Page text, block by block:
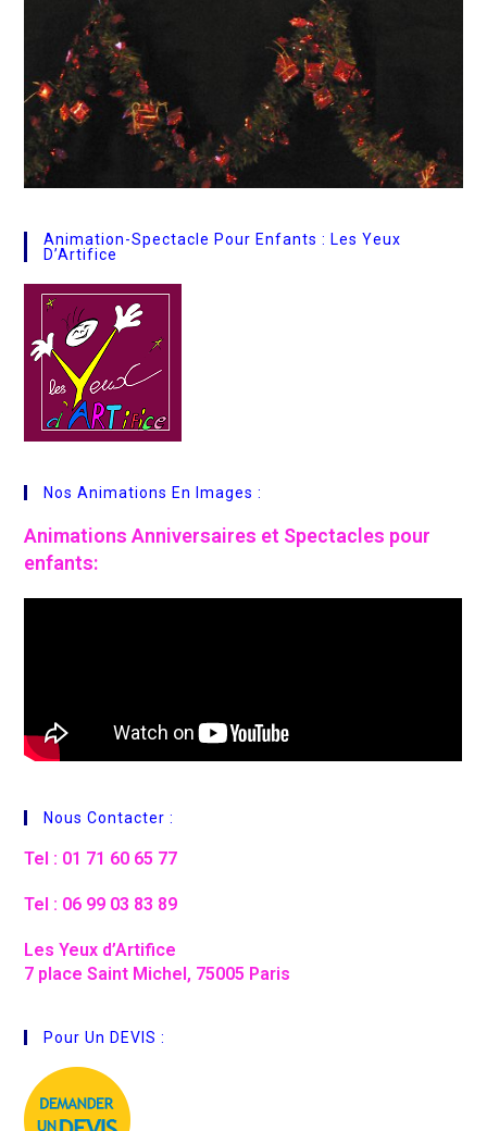
Animation-Spectacle Pour Enfants : Les Yeux
D’Artifice
Nos Animations En Images :
Animations Anniversaires et Spectacles pour
enfants:
Nous Contacter :
Tel : 01 71 60 65 77
Tel : 06 99 03 83 89
Les Yeux d’Artifice
7 place Saint Michel, 75005 Paris
Pour Un DEVIS :